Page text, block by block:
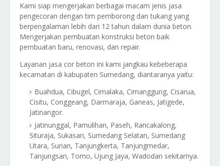
Kami siap mengerjakan berbagai macam jenis jasa
pengecoran dengan tim pemborong dan tukang yang
berpengalaman lebih dari 12 tahun dalam dunia beton.
Mengerjakan pembuatan konstruksi beton baik
pembuatan baru, renovasi, dan repair.
Layanan jasa cor beton ini kami jangkau kebeberapa
kecamatan di kabupaten Sumedang, diantaranya yaitu:
Buahdua, Cibugel, Cimalaka, Cimanggung, Cisarua,
Cisitu, Conggeang, Darmaraja, Ganeas, Jatigede,
Jatinangor.
Jatinunggal, Pamulihan, Paseh, Rancakalong,
Situraja, Sukasari, Sumedang Selatan, Sumedang
Utara, Surian, Tanjungkerta, Tanjungmedar,
Tanjungsari, Tomo, Ujung Jaya, Wadodan sekitarnya.